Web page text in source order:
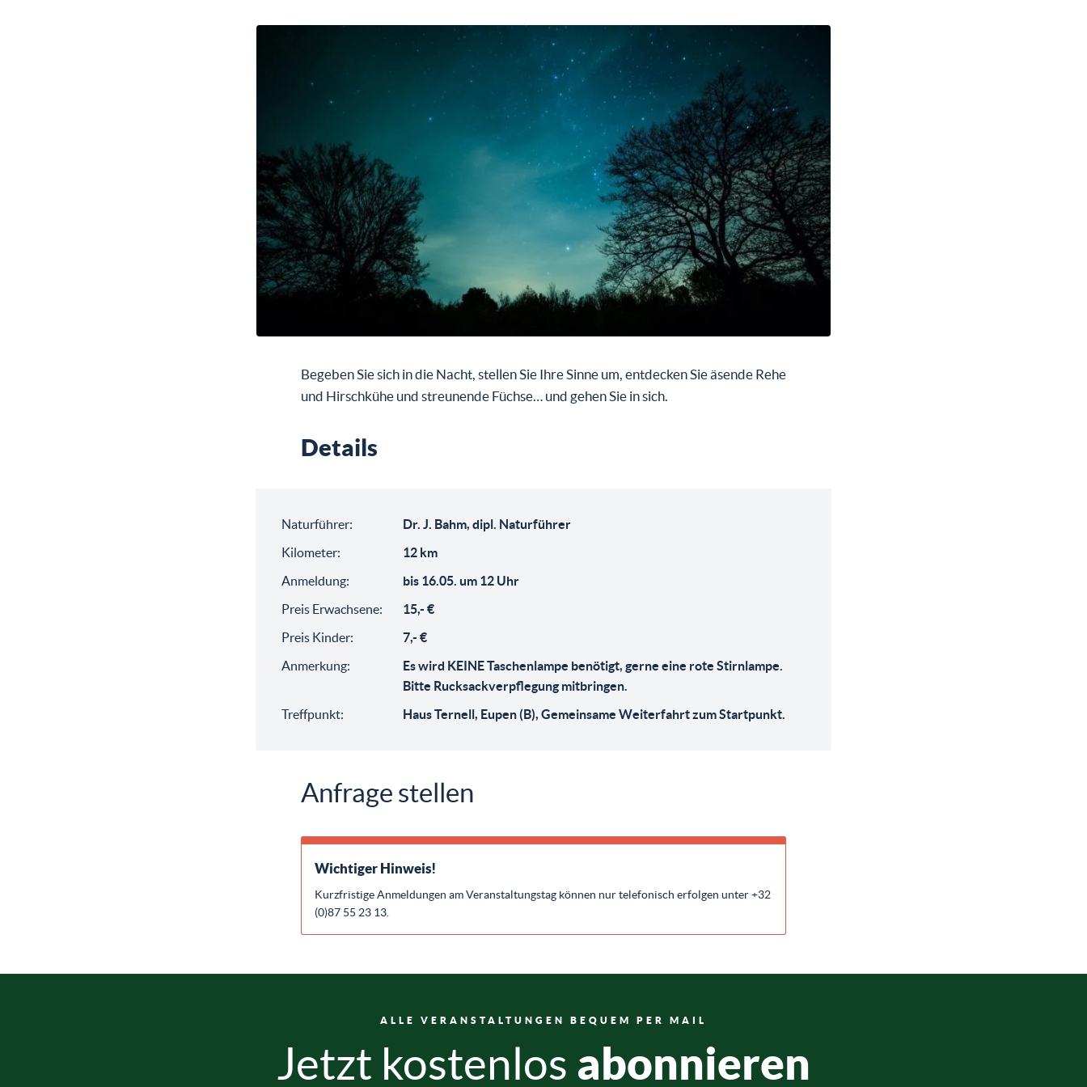
Begeben Sie sich in die Nacht, stellen Sie Ihre Sinne um, entdecken Sie äsende Rehe
und Hirschkühe und streunende Füchse… und gehen Sie in sich.
Details
Naturführer:
Dr. J. Bahm, dipl. Naturführer
Kilometer:
12 km
Anmeldung:
bis 16.05. um 12 Uhr
Preis Erwachsene:
15,- €
Preis Kinder:
7,- €
Anmerkung:
Es wird KEINE Taschenlampe benötigt, gerne eine rote Stirnlampe.
Bitte Rucksackverpflegung mitbringen.
Treffpunkt:
Haus Ternell, Eupen (B), Gemeinsame Weiterfahrt zum Startpunkt.
Anfrage stellen
Wichtiger Hinweis!
Kurzfristige Anmeldungen am Veranstaltungstag können nur telefonisch erfolgen unter +32
(0)87 55 23 13.
ALLE VERANSTALTUNGEN BEQUEM PER MAIL
Jetzt kostenlos abonnieren